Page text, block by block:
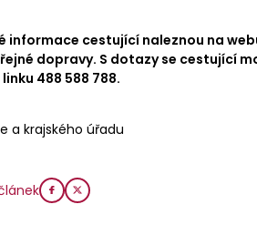
informace cestující naleznou na
dopravy. S dotazy se cestující
488 588 788.
a krajského úřadu